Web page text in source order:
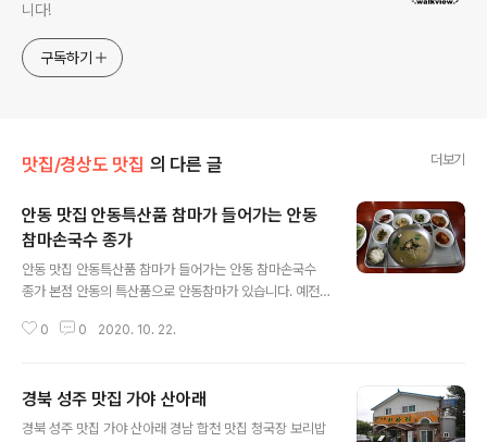
니다!
구독하기
맛집/경상도 맛집 의 다른 글 더보기
안동 맛집 안동특산품 참마가 들어가는 안동
참마손국수 종가
안동 맛집 안동특산품 참마가 들어가는 안동 참마손국수
종가 본점 안동의 특산품으로 안동참마가 있습니다. 예전
였다고 하는 안동참마 오늘은 이 안동참마를 이용하여 칼
며 도로 사거리에 있어 찾기는 쉬우나 전용 주차장이 없어
주차는 근처의 주차장을 이용하셔야 합니다. 식당은 신발
0 0 2020. 10. 22.
경북 성주 맛집 가야 산아래
경북 성주 맛집 가야 산아래 경남 합천 맛집 청국장 보리밥